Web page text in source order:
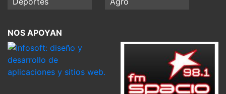
NOS APOYAN